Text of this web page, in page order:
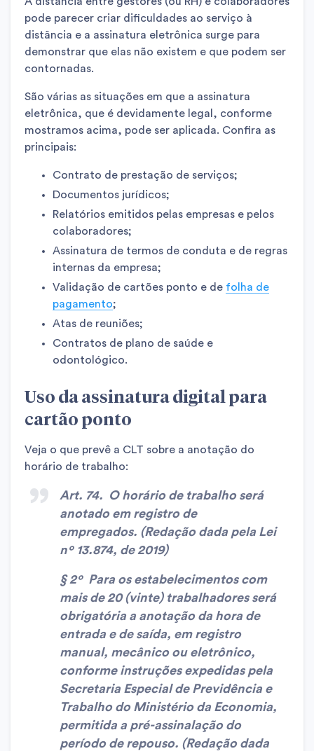
pode parecer criar dificuldades ao serviço à
distância e a assinatura eletrônica surge para
demonstrar que elas não existem e que podem ser
contornadas.
São várias as situações em que a assinatura
eletrônica, que é devidamente legal, conforme
mostramos acima, pode ser aplicada. Confira as
principais:
Contrato de prestação de serviços;
Documentos jurídicos;
Relatórios emitidos pelas empresas e pelos
colaboradores;
Assinatura de termos de conduta e de regras
internas da empresa;
Validação de cartões ponto e de folha de
pagamento;
Atas de reuniões;
Contratos de plano de saúde e
odontológico.
Uso da assinatura digital para
cartão ponto
Veja o que prevê a CLT sobre a anotação do
horário de trabalho:
Art. 74. O horário de trabalho será
anotado em registro de
empregados. (Redação dada pela Lei
nº 13.874, de 2019)
§ 2º Para os estabelecimentos com
mais de 20 (vinte) trabalhadores será
obrigatória a anotação da hora de
entrada e de saída, em registro
manual, mecânico ou eletrônico,
conforme instruções expedidas pela
Secretaria Especial de Previdência e
Trabalho do Ministério da Economia,
permitida a pré-assinalação do
período de repouso. (Redação dada